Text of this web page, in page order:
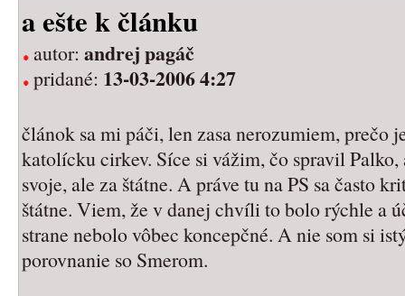
a ešte k článku
autor: andrej pagáč
pridané: 13-03-2006 4:27
článok sa mi páči, len zasa nerozumiem, prečo
katolícku cirkev. Síce si vážim, čo spravil
svoje, ale za štátne. A práve tu na PS sa často
štátne. Viem, že v danej chvíli to bolo rýchle a
strane nebolo vôbec koncepčné. A nie som si
porovnanie so Smerom.